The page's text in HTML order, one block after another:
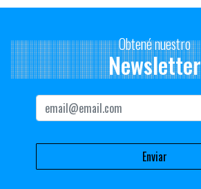
Obtené nuestro
Newsletter